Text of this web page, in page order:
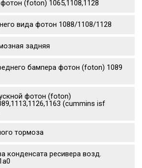
фотон (foton) 1065,1108,1128
вида фотон 1088/1108/1128
задняя
бампера фотон (foton) 1089
фотон (foton)
(cummins isf
тормоза
конденсата ресивера возд.